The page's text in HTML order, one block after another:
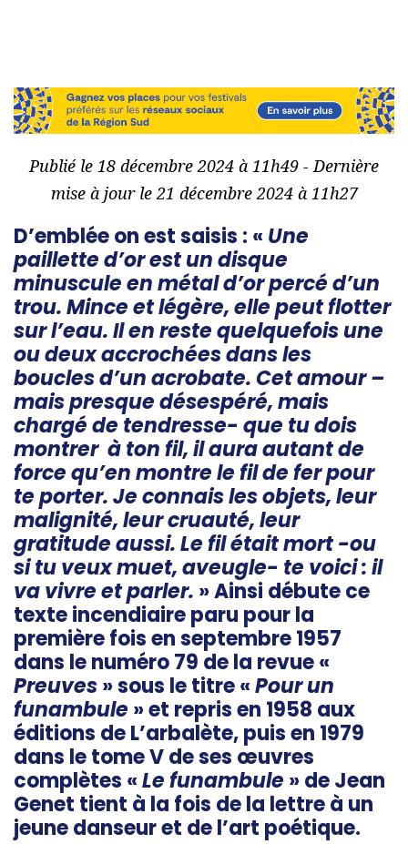
Publié le 18 décembre 2024 à 11h49 - Dernière
mise à jour le 21 décembre 2024 à 11h27
D’emblée on est saisis : « Une
paillette d’or est un disque
minuscule en métal d’or percé d’un
trou. Mince et légère, elle peut flotter
sur l’eau. Il en reste quelquefois une
ou deux accrochées dans les
boucles d’un acrobate. Cet amour –
mais presque désespéré, mais
chargé de tendresse- que tu dois
montrer à ton fil, il aura autant de
force qu’en montre le fil de fer pour
te porter. Je connais les objets, leur
malignité, leur cruauté, leur
gratitude aussi. Le fil était mort -ou
si tu veux muet, aveugle- te voici : il
va vivre et parler. » Ainsi débute ce
texte incendiaire paru pour la
première fois en septembre 1957
dans le numéro 79 de la revue «
Preuves» sous le titre «Pour un
funambule » et repris en 1958 aux
éditions de L’arbalète, puis en 1979
dans le tome V de ses œuvres
complètes «Le funambule » de Jean
Genet tient à la fois de la lettre à un
jeune danseur et de l’art poétique.